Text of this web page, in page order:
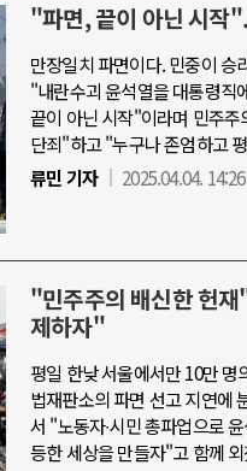
"파면, 끝이 아닌 시작
만장일치 파면이다. 민중이 승
"내란수괴 윤석열을 대통령직
끝이 아닌 시작"이라며 민주
단죄"하고 "누구나 존엄하고
류민 기자
2025.04.04. 14:26
"민주주의 배신한 헌
제하자"
평일 한낮 서울에서만 10만 명
법재판소의 파면 선고 지연에
서 "노동자∙시민 총파업으로
등한 세상을 만들자"고 함께